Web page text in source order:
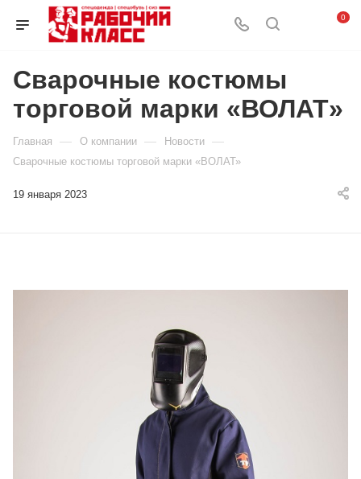
0
Сварочные костюмы
торговой марки «ВОЛАТ»
Главная — О компании — Новости —
Сварочные костюмы торговой марки «ВОЛАТ»
19 января 2023